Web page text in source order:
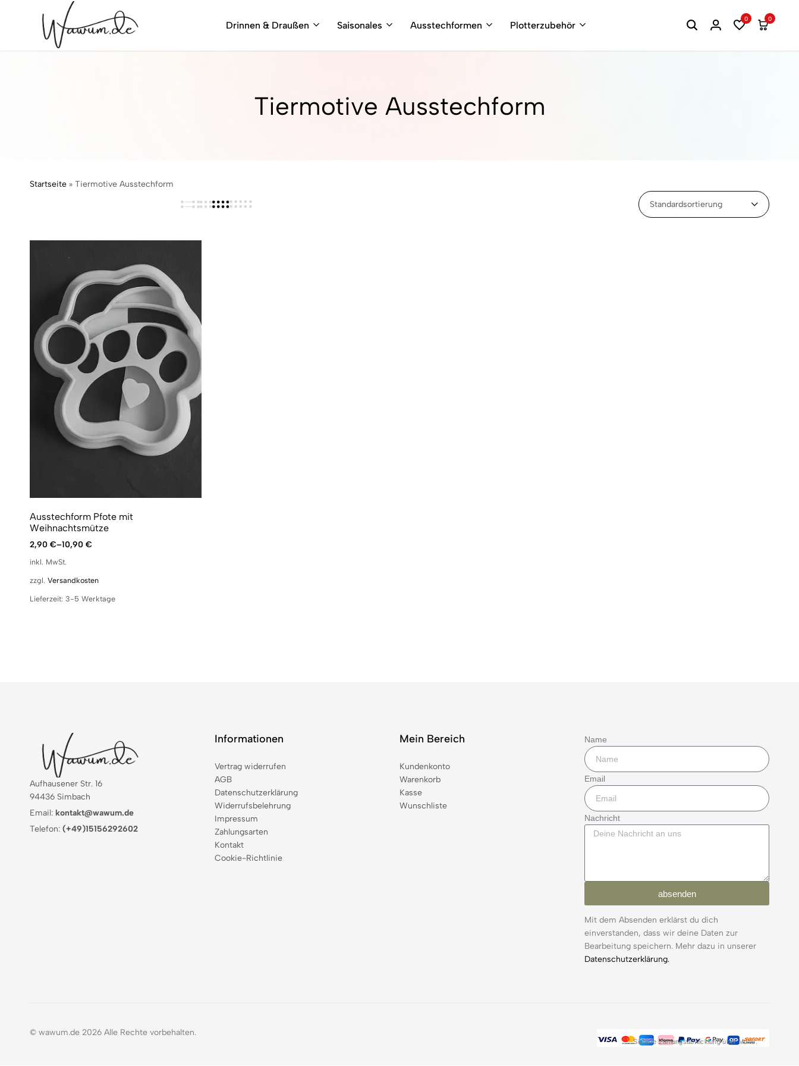
Drinnen & Draußen Saisonales Ausstechformen Plotterzubehör
0 0
Tiermotive Ausstechform
Startseite » Tiermotive Ausstechform
Standardsortierung
Ausstechform Pfote mit
Weihnachtsmütze
2,90 €–10,90 €
inkl. MwSt.
zzgl. Versandkosten
Lieferzeit: 3-5 Werktage
Aufhausener Str. 16
94436 Simbach
Email: kontakt@wawum.de
Telefon: (+49)15156292602
Informationen
Vertrag widerrufen
AGB
Datenschutzerklärung
Widerrufsbelehrung
Impressum
Zahlungsarten
Kontakt
Cookie-Richtlinie
Mein Bereich
Kundenkonto
Warenkorb
Kasse
Wunschliste
Name
Email
Nachricht
absenden
Mit dem Absenden erklärst du dich
einverstanden, dass wir deine Daten zur
Bearbeitung speichern. Mehr dazu in unserer
Datenschutzerklärung.
© wawum.de 2026 Alle Rechte vorbehalten.
Sichere Zahlungsabwicklung über Mollie.